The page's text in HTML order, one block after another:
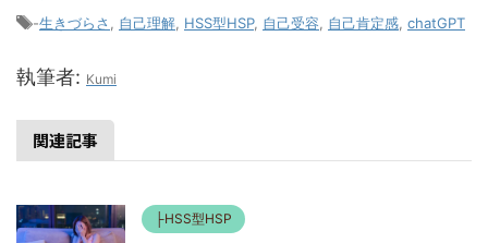
-生きづらさ 自己理解 HSS型HSP, 自己受容 自己肯定感 chatGPT
執筆者: Kumi
関連記事
├HSS型HSP